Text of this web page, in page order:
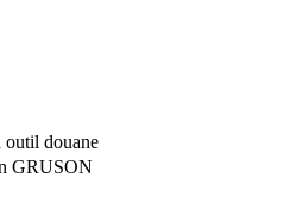
outil douane
GRUSON